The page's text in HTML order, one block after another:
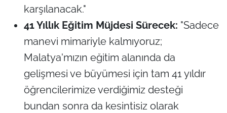
karşılanacak."
41 Yıllık Eğitim Müjdesi Sürecek: "Sadece
manevi mimariyle kalmıyoruz;
Malatya'mızın eğitim alanında da
gelişmesi ve büyümesi için tam 41 yıldır
öğrencilerimize verdiğimiz desteği
bundan sonra da kesintisiz olarak